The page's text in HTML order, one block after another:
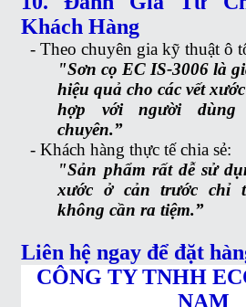
Khách Hàng
-Theo chuyên gia kỹ thuật ô
"Sơn cọ EC IS-3006 là
hiệu quả cho các vết
hợp với người dùng
chuyên.”
- Khách hàng thực tế chia sẻ:
"Sản phẩm rất dễ sử
xước ở cản trước chỉ
không cần ra tiệm.”
Liên hệ ngay để đặt
CÔNG TY TNHH
NAM